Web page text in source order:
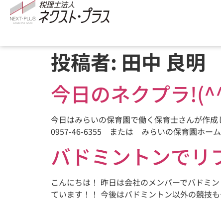
投稿者: 田中 良明
今日のネクプラ
今日はみらいの保育園で働く保育士さんが作
0957-46-6355 または みらいの保育園ホー
バドミントンでリ
こんにちは！ 昨日は会社のメンバーでバドミ
ています！！ 今後はバドミントン以外の競技も